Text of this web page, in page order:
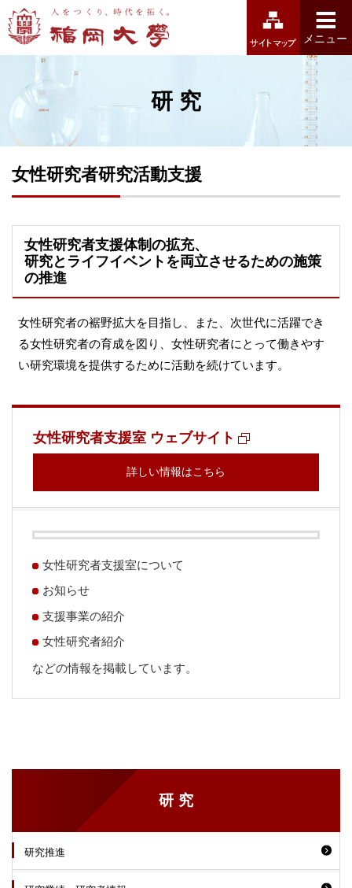
メニュー
研究
研究
研究推進
女性研究者研究活動支援
女性研究者支援体制の拡充、
研究とライフイベントを両立させるための施策
の推進
女性研究者の裾野拡大を目指し、また、次世代に活躍でき
る女性研究者の育成を図り、女性研究者にとって働きやす
い研究環境を提供するために活動を続けています。
女性研究者支援室 ウェブサイト
詳しい情報はこちら
女性研究者支援室について
お知らせ
支援事業の紹介
女性研究者紹介
などの情報を掲載しています。